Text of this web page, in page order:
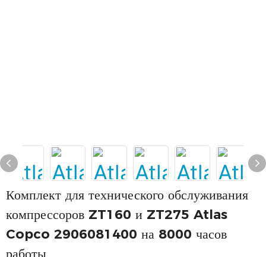
Комплект для технического обслуживания
компрессоров ZT160 и ZT275 Atlas
Copco 2906081400 на 8000 часов
работы